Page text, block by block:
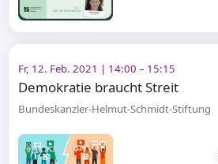
Fr, 12. Feb. 2021 | 14:00 – 15:15
Demokratie braucht Streit
Bundeskanzler-Helmut-Schmidt-Stiftung